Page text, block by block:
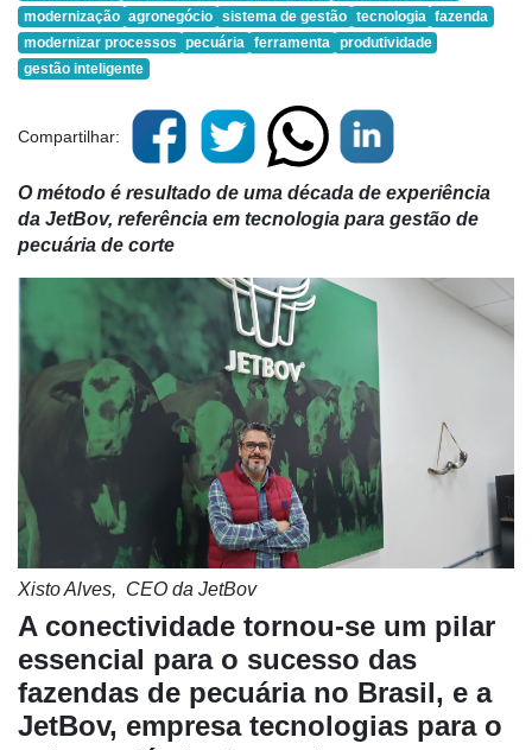
modernização agronegócio sistema de gestão tecnologia fazenda
modernizar processos pecuária ferramenta produtividade
gestão inteligente
Compartilhar:
O método é resultado de uma década de experiência
da JetBov, referência em tecnologia para gestão de
pecuária de corte
Xisto Alves, CEO da JetBov
A conectividade tornou-se um pilar
essencial para o sucesso das
fazendas de pecuária no Brasil, e a
JetBov, empresa tecnologias para o